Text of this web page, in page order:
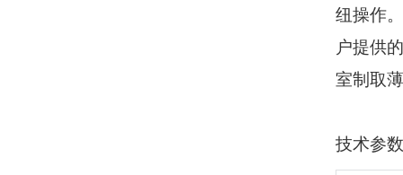
纽操作
户提供
室制取
技术参数